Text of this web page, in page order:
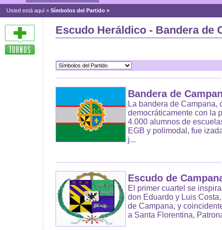
Usted está aquí » Símbolos del Partido »
Escudo Heráldico - Bandera de
Bandera de
La bandera de Campana,
democráticamente con la
4.000 alumnos de
EGB y polimodal, fue
j...
Escudo de
El primer cuartel se
don Eduardo y Luis
de Campana, y
a Santa Florentina,